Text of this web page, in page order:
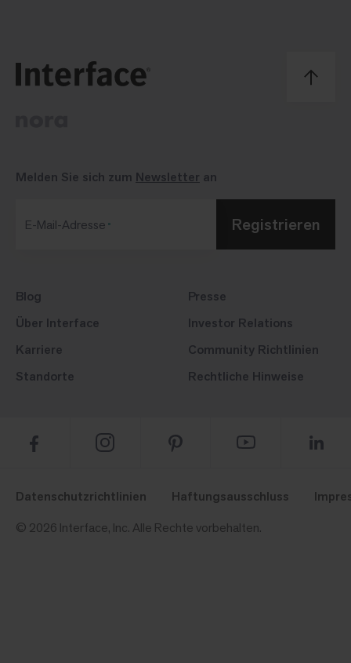
Blog
Über Interface
Karriere
Standorte
Presse
Investor Relations
Community Richtlinien
Rechtliche Hinweise
Melden Sie sich zum Newsletter an
E-Mail-Adresse Registrieren
Datenschutzrichtlinien Haftungsausschluss
© 2026 Interface, Inc. Alle Rechte vorbehalten.